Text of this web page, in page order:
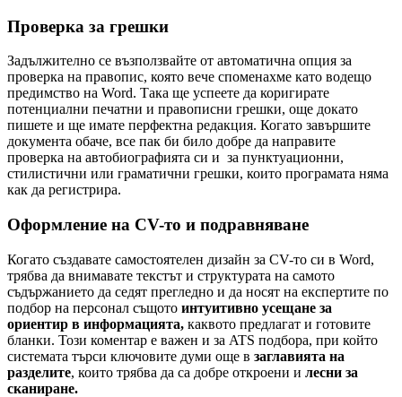
Проверка за грешки
Задължително се възползвайте от автоматична опция за
проверка на правопис, която вече споменахме като водещо
предимство на Word. Така ще успеете да коригирате
потенциални печатни и правописни грешки, още докато
пишете и ще имате перфектна редакция. Когато завършите
документа обаче, все пак би било добре да направите
проверка на автобиографията си и за пунктуационни,
стилистични или граматични грешки, които програмата няма
как да регистрира.
Оформление на CV-то и подравняване
Когато създавате самостоятелен дизайн за CV-то си в Word,
трябва да внимавате текстът и структурата на самото
съдържанието да седят прегледно и да носят на експертите по
подбор на персонал същото интуитивно усещане за
ориентир в информацията, каквото предлагат и готовите
бланки. Този коментар е важен и за ATS подбора, при който
системата търси ключовите думи още в заглавията на
разделите, които трябва да са добре откроени и лесни за
сканиране.